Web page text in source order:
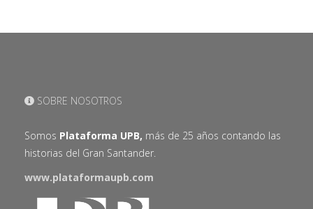
SOBRE NOSOTROS
Somos Plataforma UPB, más de 25 años contando las
historias del Gran Santander.
www.plataformaupb.com